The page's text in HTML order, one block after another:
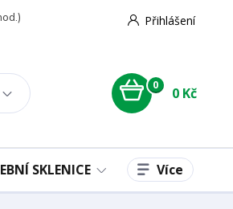
Přihlášení
0 0 Kč
SKLENICE Více